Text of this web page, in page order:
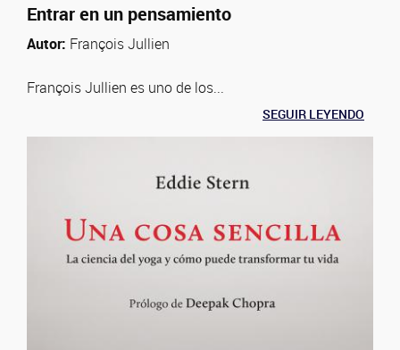
Entrar en un pensamiento
Autor: François Jullien
François Jullien es uno de los...
SEGUIR LEYENDO